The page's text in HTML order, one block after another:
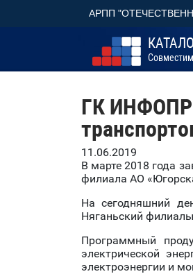
АРПП
ГК
11.06.2019
В марте 2018 года
филиала АО
На сегодняшний
Няганьский
Программный
электрической
электроэнергии и